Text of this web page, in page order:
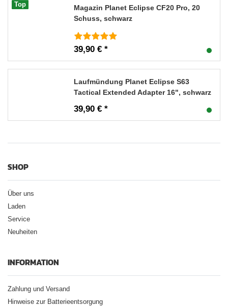
Top
Magazin Planet Eclipse CF20 Pro, 20
Schuss, schwarz
39,90 € *
Laufmündung Planet Eclipse S63
Tactical Extended Adapter 16", schwarz
39,90 € *
SHOP
Über uns
Laden
Service
Neuheiten
INFORMATION
Zahlung und Versand
Hinweise zur Batterieentsorgung